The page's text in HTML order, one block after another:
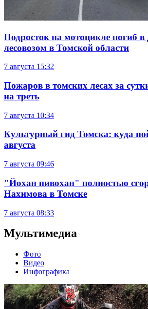
Подросток на мотоцикле погиб
лесовозом в Томской области
7 августа 15:32
Пожаров в томских лесах за
на треть
7 августа 10:34
Культурный гид Томска: куда
августа
7 августа 09:46
"Йохан пивохан" полностью
Нахимова в Томске
7 августа 08:33
Мультимедиа
Фото
Видео
Инфографика